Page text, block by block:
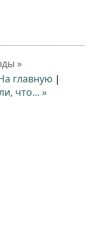
»
главную|
что... »